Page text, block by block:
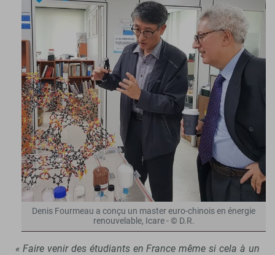
Denis Fourmeau a conçu un master euro-chinois en énergie
renouvelable, Icare - © D.R.
« Faire venir des étudiants en France même si cela à un